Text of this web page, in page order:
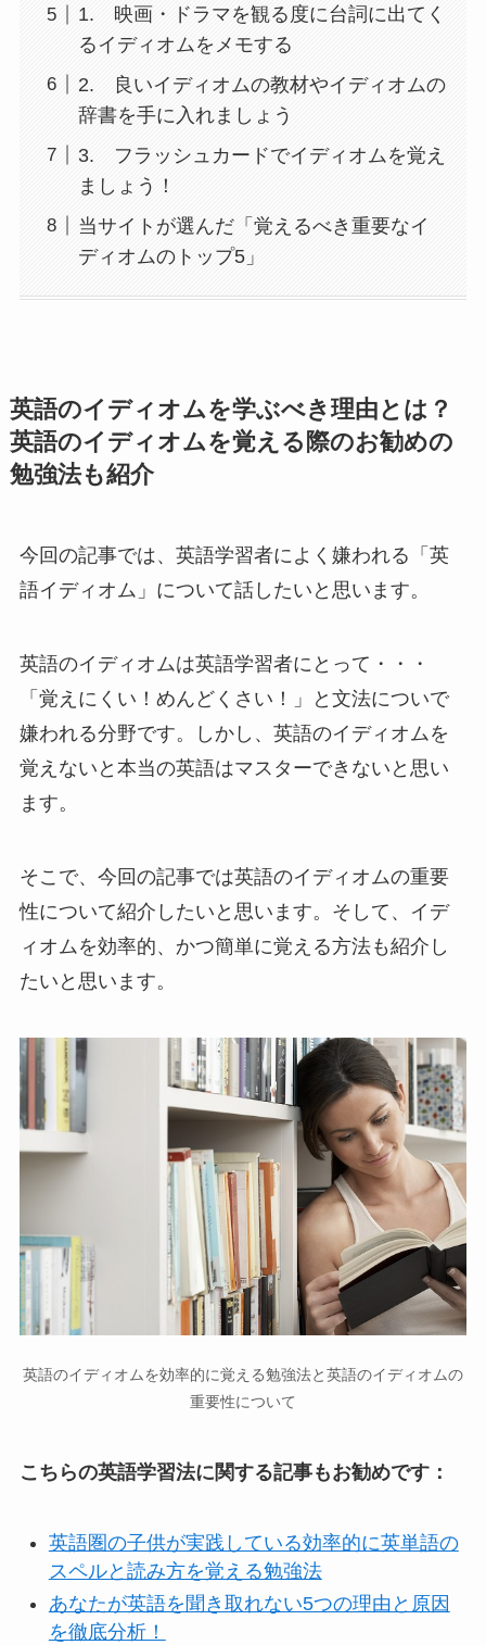
1. 映画・ドラマを観る度に台詞に出てく
るイディオムをメモする
2. 良いイディオムの教材やイディオムの
辞書を手に入れましょう
3. フラッシュカードでイディオムを覚え
ましょう！
当サイトが選んだ「覚えるべき重要なイ
ディオムのトップ5」
英語のイディオムを学ぶべき理由とは？
英語のイディオムを覚える際のお勧めの
勉強法も紹介
今回の記事では、英語学習者によく嫌われる「英
語イディオム」について話したいと思います。
英語のイディオムは英語学習者にとって・・・
「覚えにくい！めんどくさい！」と文法についで
嫌われる分野です。しかし、英語のイディオムを
覚えないと本当の英語はマスターできないと思い
ます。
そこで、今回の記事では英語のイディオムの重要
性について紹介したいと思います。そして、イデ
ィオムを効率的、かつ簡単に覚える方法も紹介し
たいと思います。
英語のイディオムを効率的に覚える勉強法と英語のイディオムの
重要性について
こちらの英語学習法に関する記事もお勧めです：
英語圏の子供が実践している効率的に英単語の
スペルと読み方を覚える勉強法
あなたが英語を聞き取れない5つの理由と原因
を徹底分析！